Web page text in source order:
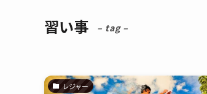
習い事 – tag –
レジャー